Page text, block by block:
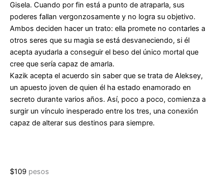
Gisela. Cuando por fin está a punto de atraparla, sus
poderes fallan vergonzosamente y no logra su objetivo.
Ambos deciden hacer un trato: ella promete no contarles a
otros seres que su magia se está desvaneciendo, si él
acepta ayudarla a conseguir el beso del único mortal que
cree que sería capaz de amarla.
Kazik acepta el acuerdo sin saber que se trata de Aleksey,
un apuesto joven de quien él ha estado enamorado en
secreto durante varios años. Así, poco a poco, comienza a
surgir un vínculo inesperado entre los tres, una conexión
capaz de alterar sus destinos para siempre.
$109 pesos